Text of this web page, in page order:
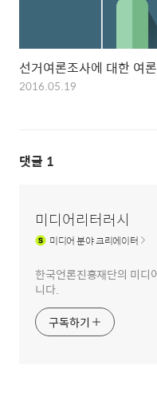
선거여론조사에 대한 여
2016.05.19
댓글 1
미디어리터러시
미디어분야 크리에이터
한국언론진흥재단의 미디
니다.
구독하기